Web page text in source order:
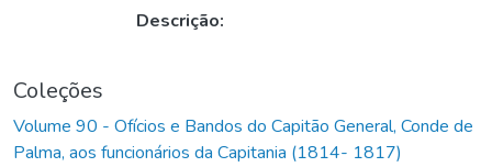
Descrição:
Coleções
Volume 90 - Ofícios e Bandos do Capitão General, Conde de
Palma, aos funcionários da Capitania (1814- 1817)